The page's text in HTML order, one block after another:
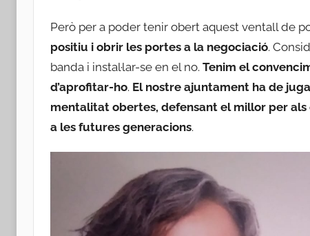
Però per a poder tenir obert aquest ventall de
positiu i obrir les portes a la negociació.
banda i instal·lar-se en el no. Tenim el
d’aprofitar-ho. El nostre ajuntament ha de
mentalitat obertes, defensant el millor per
a les futures generacions.